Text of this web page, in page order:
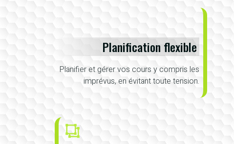
Planification flexible
Planifier et gérer vos cours y compris les
imprévus, en évitant toute tension.